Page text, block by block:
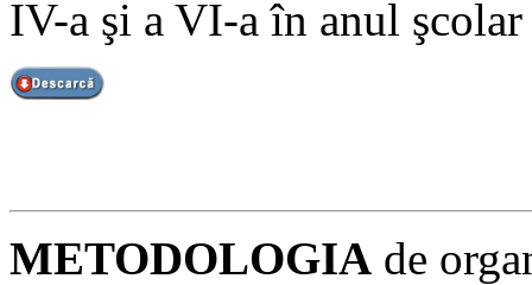
IV-a şi a VI-a în anul
METODOLOGIA de